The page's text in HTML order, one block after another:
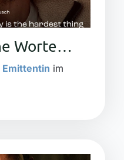
Worte…
Emittentin im